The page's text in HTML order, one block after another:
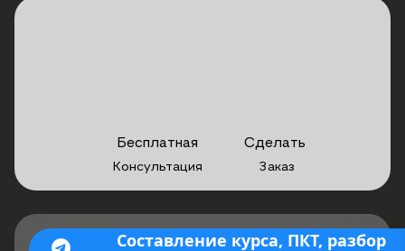
Бесплатная
Консультация
Сделать
Заказ
Составление курса, ПКТ, разбор